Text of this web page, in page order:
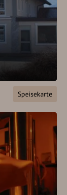
Speisekarte